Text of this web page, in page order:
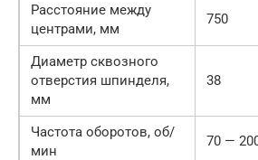
Расстояние между
центрами, мм
750
Диаметр сквозного
отверстия шпинделя,
мм
38
Частота оборотов, об/
мин
70 —